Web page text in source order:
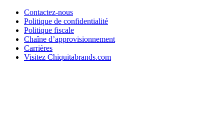
Contactez-nous
Politique de confidentialité
Politique fiscale
Chaîne d’approvisionnement
Carrières
Visitez Chiquitabrands.com